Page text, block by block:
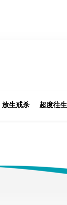
阿
放生戒杀 超度往生